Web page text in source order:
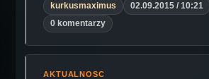
kurkusmaximus 02.09.2015 / 10:21
0 komentarzy
AKTUALNOSC